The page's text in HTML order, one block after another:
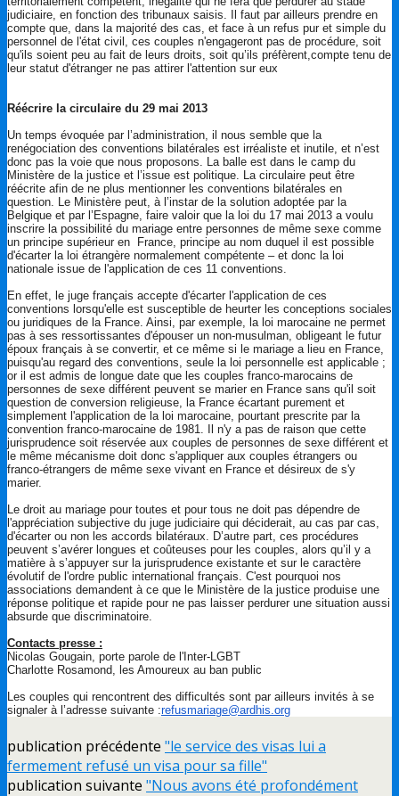
judiciaire, en fonction des tribunaux saisis. Il faut par ailleurs prendre en
compte que, dans la majorité des cas, et face à un refus pur et simple du
personnel de l'état civil, ces couples n'engageront pas de procédure, soit
qu'ils soient peu au fait de leurs droits, soit qu’ils préfèrent,compte tenu de
leur statut d'étranger ne pas attirer l'attention sur eux
Réécrire la circulaire du 29 mai 2013
Un temps évoquée par l’administration, il nous semble que la
renégociation des conventions bilatérales est irréaliste et inutile, et n’est
donc pas la voie que nous proposons. La balle est dans le camp du
Ministère de la justice et l’issue est politique. La circulaire peut être
réécrite afin de ne plus mentionner les conventions bilatérales en
question. Le Ministère peut, à l’instar de la solution adoptée par la
Belgique et par l’Espagne, faire valoir que la loi du 17 mai 2013 a voulu
inscrire la possibilité du mariage entre personnes de même sexe comme
un principe supérieur en France, principe au nom duquel il est possible
d'écarter la loi étrangère normalement compétente – et donc la loi
nationale issue de l'application de ces 11 conventions.
En effet, le juge français accepte d'écarter l'application de ces
conventions lorsqu'elle est susceptible de heurter les conceptions sociales
ou juridiques de la France. Ainsi, par exemple, la loi marocaine ne permet
pas à ses ressortissantes d'épouser un non-musulman, obligeant le futur
époux français à se convertir, et ce même si le mariage a lieu en France,
puisqu'au regard des conventions, seule la loi personnelle est applicable ;
or il est admis de longue date que les couples franco-marocains de
personnes de sexe différent peuvent se marier en France sans qu'il soit
question de conversion religieuse, la France écartant purement et
simplement l'application de la loi marocaine, pourtant prescrite par la
convention franco-marocaine de 1981. Il n'y a pas de raison que cette
jurisprudence soit réservée aux couples de personnes de sexe différent et
le même mécanisme doit donc s'appliquer aux couples étrangers ou
franco-étrangers de même sexe vivant en France et désireux de s'y
marier.
Le droit au mariage pour toutes et pour tous ne doit pas dépendre de
l'appréciation subjective du juge judiciaire qui déciderait, au cas par cas,
d'écarter ou non les accords bilatéraux. D’autre part, ces procédures
peuvent s’avérer longues et coûteuses pour les couples, alors qu’il y a
matière à s’appuyer sur la jurisprudence existante et sur le caractère
évolutif de l'ordre public international français. C'est pourquoi nos
associations demandent à ce que le Ministère de la justice produise une
réponse politique et rapide pour ne pas laisser perdurer une situation aussi
absurde que discriminatoire.
Contacts presse :
Nicolas Gougain, porte parole de l'Inter-LGBT
Charlotte Rosamond, les Amoureux au ban public
Les couples qui rencontrent des difficultés sont par ailleurs invités à se
signaler à l’adresse suivante :refusmariage@ardhis.org
publication précédente "le service des visas lui a
fermement refusé un visa pour sa fille"
publication suivante "Nous avons été profondément